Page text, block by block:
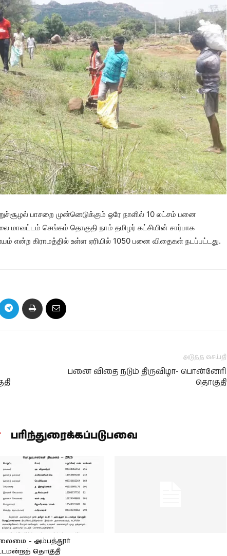
பாசறை முன்னெடுக்கும் ஒரே நாளில் 10 லட்சம் பனை
மாவட்டம் செங்கம் தொகுதி நாம் தமிழர் கட்சியின் சார்பாக
என்ற கிராமத்தில் உள்ள ஏரியில் 1050 பனை விதைகள் நடப்பட்டது.
அடுத்த செய்தி
பனை விதை நடும் திருவிழா- பொன்னேரி
தொகுதி
பரிந்துரைக்கப்படுபவை
– அம்பத்தூர்
தொகுதி